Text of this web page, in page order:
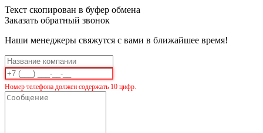
Текст скопирован в буфер обмена
Заказать обратный звонок
Наши менеджеры свяжутся с вами в ближайшее время!
Номер телефона должен содержать 10 цифр.